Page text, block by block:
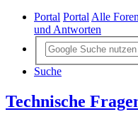
Portal PortalAlle
und Antworten
Suche
Technische